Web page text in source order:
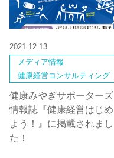
2021.12.13
メディア情報
健康経営コンサルティング
健康みやぎサポーターズ
情報誌『健康経営はじめ
よう！』に掲載されまし
た！